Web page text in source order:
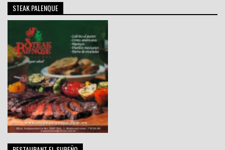
STEAK PALENQUE